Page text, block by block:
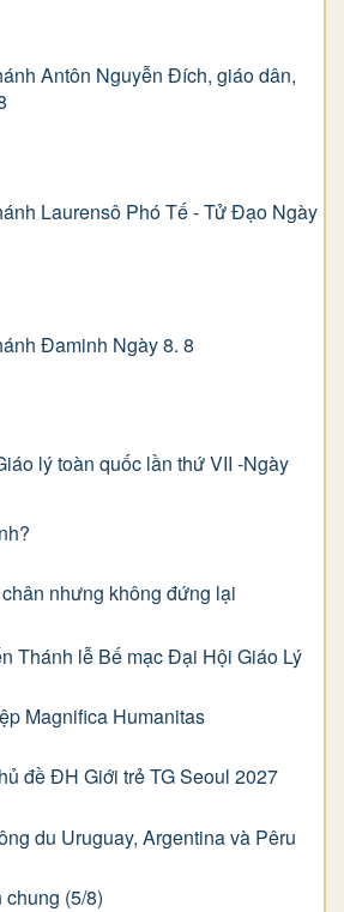
Antôn Nguyễn Ðích, giáo dân,
Laurensô Phó Tế - Tử Đạo Ngày
Đaminh Ngày 8. 8
lý toàn quốc lần thứ VII -Ngày
nhưng không đứng lại
Thánh lễ Bế mạc Đại Hội Giáo Lý
Magnifica Humanitas
đề ĐH Giới trẻ TG Seoul 2027
du Uruguay, Argentina và Pêru
(5/8)